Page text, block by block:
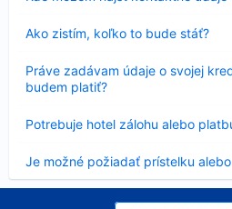
Ako zistím, koľko to bude stáť?
sa
Práve zadávam údaje o svojej
budem platiť?
sa
Potrebuje hotel zálohu alebo
sa
Je možné požiadať prístelku
sa